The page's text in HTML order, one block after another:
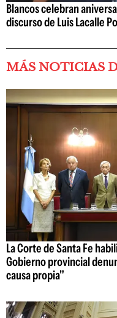
Blancos celebran
discurso de Luis Lacalle
MÁS NOTICIAS
La Corte de Santa Fe
Gobierno provincial
causa propia"